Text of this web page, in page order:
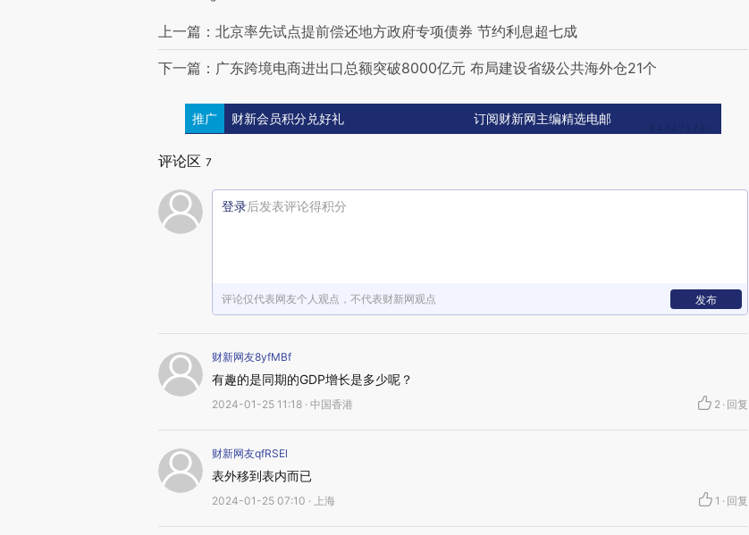
上一篇：北京率先试点提前偿还地方政府专项债券 节约利息超七成
下一篇：广东跨境电商进出口总额突破8000亿元 布局建设省级公共海外仓21个
推广 财新会员积分兑好礼 订阅财新网主编精选电邮
评论区 7
登录后发表评论得积分
评论仅代表网友个人观点，不代表财新网观点 发布
财新网友8yfMBf
有趣的是同期的GDP增长是多少呢？
2024-01-25 11:18 · 中国香港 2 · 回复
财新网友qfRSEl
表外移到表内而已
2024-01-25 07:10 · 上海 1 · 回复